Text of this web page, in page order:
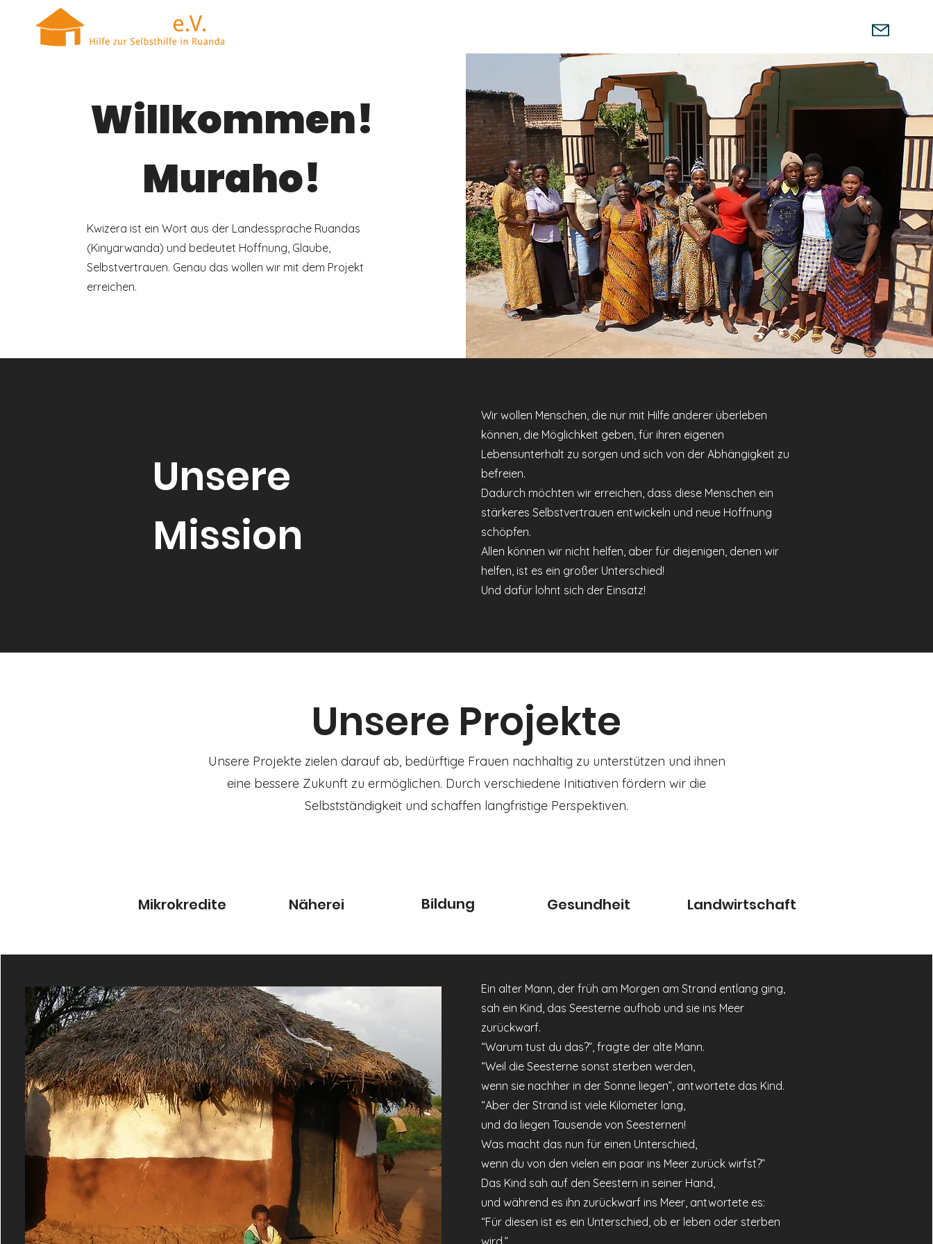
Willkommen!
Muraho!
Kwizera ist ein Wort aus der Landessprache Ruandas
(Kinyarwanda) und bedeutet Hoffnung, Glaube,
Selbstvertrauen. Genau das wollen wir mit dem Projekt
erreichen.
Unsere
Mission
Wir wollen Menschen, die nur mit Hilfe anderer überleben
können, die Möglichkeit geben, für ihren eigenen
Lebensunterhalt zu sorgen und sich von der Abhängigkeit zu
befreien.
Dadurch möchten wir erreichen, dass diese Menschen ein
stärkeres Selbstvertrauen entwickeln und neue Hoffnung
schöpfen.
Allen können wir nicht helfen, aber für diejenigen, denen wir
helfen, ist es ein großer Unterschied!
Und dafür lohnt sich der Einsatz!
Unsere Projekte
Unsere Projekte zielen darauf ab, bedürftige Frauen nachhaltig zu unterstützen und ihnen
eine bessere Zukunft zu ermöglichen. Durch verschiedene Initiativen fördern wir die
Selbstständigkeit und schaffen langfristige Perspektiven.
Mikrokredite Näherei Gesundheit Landwirtschaft
Bildung
Ein alter Mann, der früh am Morgen am Strand entlang ging,
sah ein Kind, das Seesterne aufhob und sie ins Meer
zurückwarf.
“Warum tust du das?”, fragte der alte Mann.
“Weil die Seesterne sonst sterben werden,
wenn sie nachher in der Sonne liegen”, antwortete das Kind.
“Aber der Strand ist viele Kilometer lang,
und da liegen Tausende von Seesternen!
Was macht das nun für einen Unterschied,
wenn du von den vielen ein paar ins Meer zurück wirfst?”
Das Kind sah auf den Seestern in seiner Hand,
und während es ihn zurückwarf ins Meer, antwortete es:
“Für diesen ist es ein Unterschied, ob er leben oder sterben
wird.”